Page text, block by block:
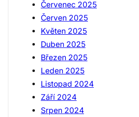
Červenec 2025
Červen 2025
Květen 2025
Duben 2025
Březen 2025
Leden 2025
Listopad 2024
Září 2024
Srpen 2024